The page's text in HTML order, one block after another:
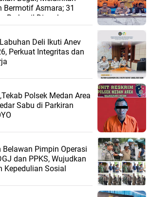
Bermotif Asmara; 31
Berhasil Diungkap
Deli Ikuti Anev
Perkuat Integritas dan
Polsek Medan Area
Sabu di Parkiran
Belawan Pimpin Operasi
dan PPKS, Wujudkan
Kepedulian Sosial